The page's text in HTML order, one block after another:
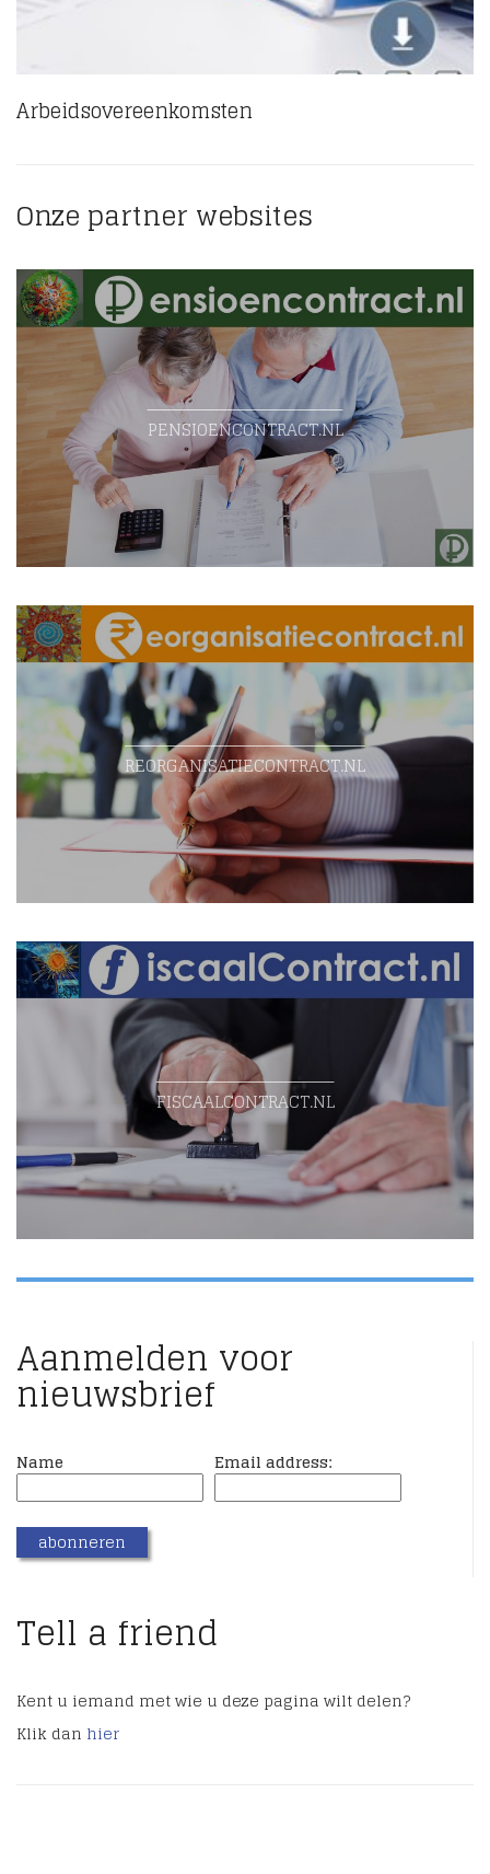
Arbeidsovereenkomsten
Onze partner websites
PENSIOENCONTRACT.NL
REORGANISATIECONTRACT.NL
FISCAALCONTRACT.NL
Aanmelden voor
nieuwsbrief
Name Email address:
Tell a friend
Kent u iemand met wie u deze pagina wilt delen?
Klik dan hier